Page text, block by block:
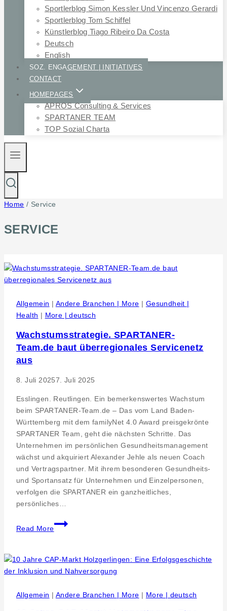
Sportlerblog Simon Kessler Und Vincenzo Gerardi
Sportlerblog Tom Schiffel
Künstlerblog Tiago Ribeiro Da Costa
Deutsch
English
SOZ. ENGAGEMENT | INITIATIVES
CONTACT
HOMEPAGES
APROS Consulting & Services
SPARTANER TEAM
TOP Sozial Charta
Home / Service
SERVICE
Allgemein | Andere Branchen | More | Gesundheit |
Health | More | deutsch
Wachstumsstrategie. SPARTANER-
Team.de baut überregionales Servicenetz
aus
8. Juli 20257. Juli 2025
Esslingen. Reutlingen. Ein bemerkenswertes Wachstum
beim SPARTANER-Team.de – Das vom Land Baden-
Württemberg mit dem familyNet 4.0 Award preisgekrönte
SPARTANER Team, geht die nächsten Schritte. Das
Unternehmen im persönlichen Gesundheitsmanagement
wächst und akquiriert Alexander Jehle als neuen Coach
und Vertragspartner. Mit ihrem besonderen Gesundheits-
und Sportansatz für Unternehmen und Einzelpersonen,
verfolgen die SPARTANER ein ganzheitliches,
persönliches…
Read More
Wachstumsstrategie.
SPARTANER-
baut
überregionales
aus
Allgemein | Andere Branchen | More | More | deutsch